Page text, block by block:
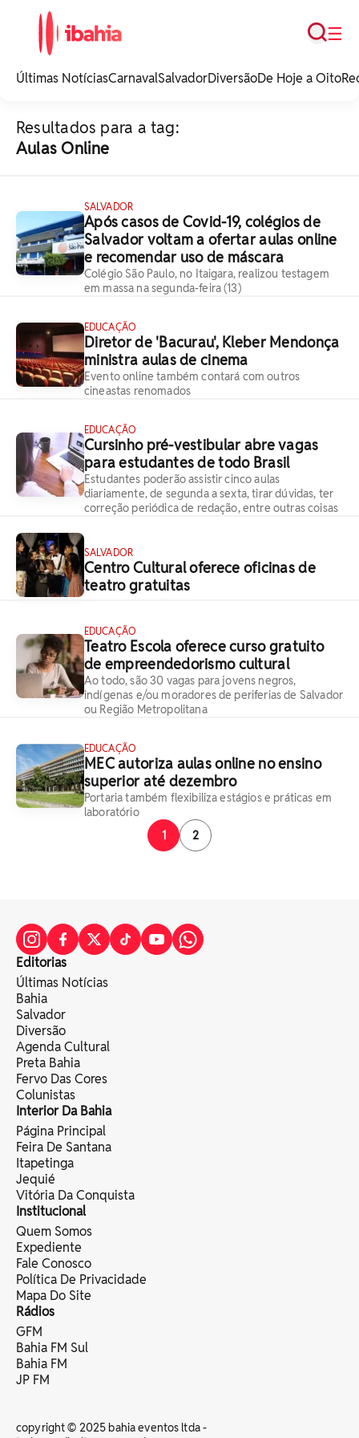
noticias e
☰
Busca
Últimas NotíciasCarnavalSalvadorDiversãoDe Hoje a Oito
Resultados para a tag:
Aulas Online
SALVADOR
Após casos de Covid-19, colégios de
Salvador voltam a ofertar aulas online
e recomendar uso de máscara
Colégio São Paulo, no Itaigara, realizou testagem
em massa na segunda-feira (13)
EDUCAÇÃO
Diretor de 'Bacurau', Kleber Mendonça
ministra aulas de cinema
Evento online também contará com outros
cineastas renomados
EDUCAÇÃO
Cursinho pré-vestibular abre vagas
para estudantes de todo Brasil
Estudantes poderão assistir cinco aulas
diariamente, de segunda a sexta, tirar dúvidas, ter
correção periódica de redação, entre outras coisas
SALVADOR
Centro Cultural oferece oficinas de
teatro gratuitas
EDUCAÇÃO
Teatro Escola oferece curso gratuito
de empreendedorismo cultural
Ao todo, são 30 vagas para jovens negros,
indígenas e/ou moradores de periferias de Salvador
ou Região Metropolitana
EDUCAÇÃO
MEC autoriza aulas online no ensino
superior até dezembro
Portaria também flexibiliza estágios e práticas em
laboratório
1
2
Editorias
Últimas Notícias
Bahia
Salvador
Diversão
Agenda Cultural
Preta Bahia
Fervo Das Cores
Colunistas
Interior Da Bahia
Página Principal
Feira De Santana
Itapetinga
Jequié
Vitória Da Conquista
Institucional
Quem Somos
Expediente
Fale Conosco
Política De Privacidade
Mapa Do Site
Rádios
GFM
Bahia FM Sul
Bahia FM
JP FM
copyright © 2025 bahia eventos ltda -